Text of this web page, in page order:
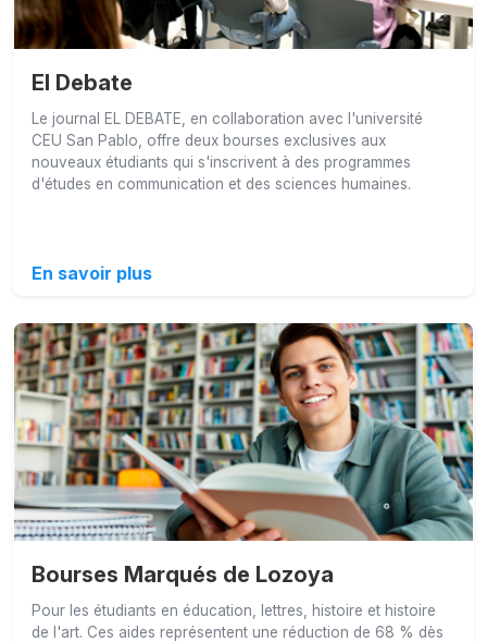
El Debate
Le journal EL DEBATE, en collaboration avec l'université
CEU San Pablo, offre deux bourses exclusives aux
nouveaux étudiants qui s'inscrivent à des programmes
d'études en communication et des sciences humaines.
En savoir plus
Bourses Marqués de Lozoya
Pour les étudiants en éducation, lettres, histoire et histoire
de l'art. Ces aides représentent une réduction de 68 % dès